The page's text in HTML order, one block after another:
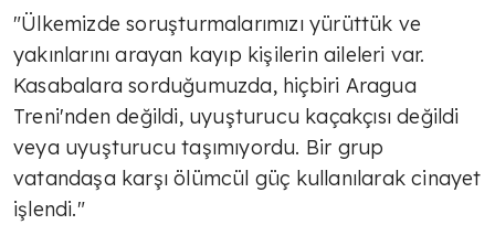
"Ülkemizde soruşturmalarımızı yürüttük ve
yakınlarını arayan kayıp kişilerin aileleri var.
Kasabalara sorduğumuzda, hiçbiri Aragua
Treni'nden değildi, uyuşturucu kaçakçısı değildi
veya uyuşturucu taşımıyordu. Bir grup
vatandaşa karşı ölümcül güç kullanılarak cinayet
işlendi."